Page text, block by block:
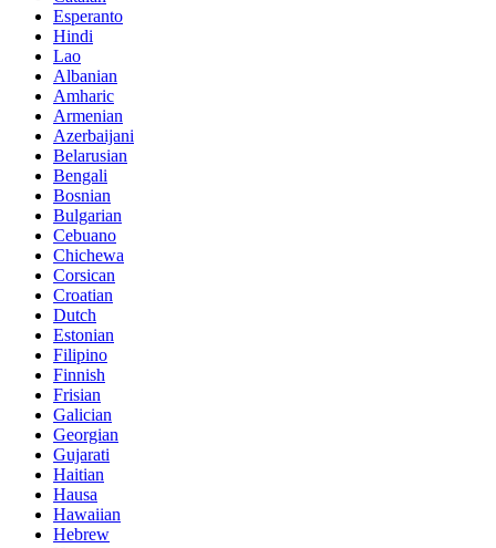
Esperanto
Hindi
Lao
Albanian
Amharic
Armenian
Azerbaijani
Belarusian
Bengali
Bosnian
Bulgarian
Cebuano
Chichewa
Corsican
Croatian
Dutch
Estonian
Filipino
Finnish
Frisian
Galician
Georgian
Gujarati
Haitian
Hausa
Hawaiian
Hebrew